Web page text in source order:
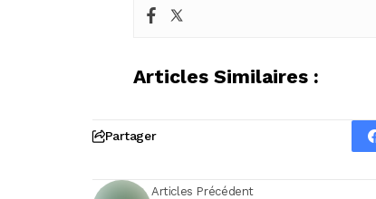
Articles Similaires :
Partager
Articles Précédent